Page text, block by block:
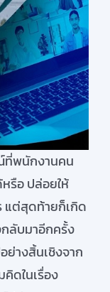
ที่พนักงานคน
รือ ปล่อยให้
แต่สุดท้ายก็เกิด
ลับมาอีกครั้ง
ย่างสิ้นเชิงจาก
ดในเรื่อง